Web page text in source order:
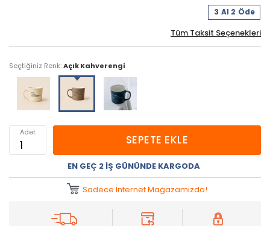
3 Al 2 Öde
Tüm Taksit Seçenekleri
Seçtiğiniz Renk:Açık Kahverengi
Adet
SEPETE EKLE
EN GEÇ 2 İŞ GÜNÜNDE KARGODA
Sadece İnternet Mağazamızda!